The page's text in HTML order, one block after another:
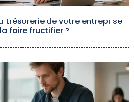
trésorerie de votre entreprise
faire fructifier ?